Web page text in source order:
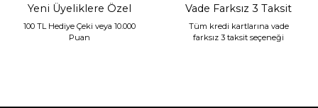
Yeni Üyeliklere Özel
100 TL Hediye Çeki veya 10.000
Puan
Vade Farksız 3 Taksit
Tüm kredi kartlarına vade
farksız 3 taksit seçeneği